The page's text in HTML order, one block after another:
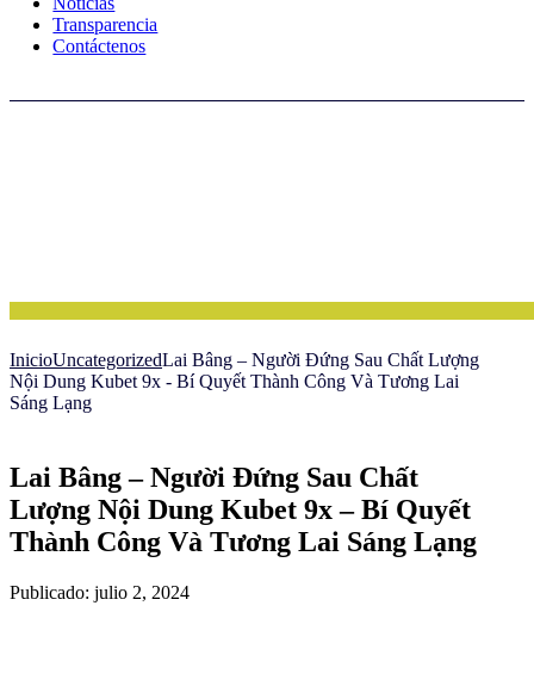
Transparencia
Contáctenos
InicioUncategorizedLai Bâng – Người Đứng Sau Chất Lượng
Nội Dung Kubet 9x - Bí Quyết Thành Công Và Tương Lai
Sáng Lạng
Lai Bâng – Người Đứng Sau Chất
Lượng Nội Dung Kubet 9x – Bí Quyết
Thành Công Và Tương Lai Sáng Lạng
Publicado: julio 2, 2024